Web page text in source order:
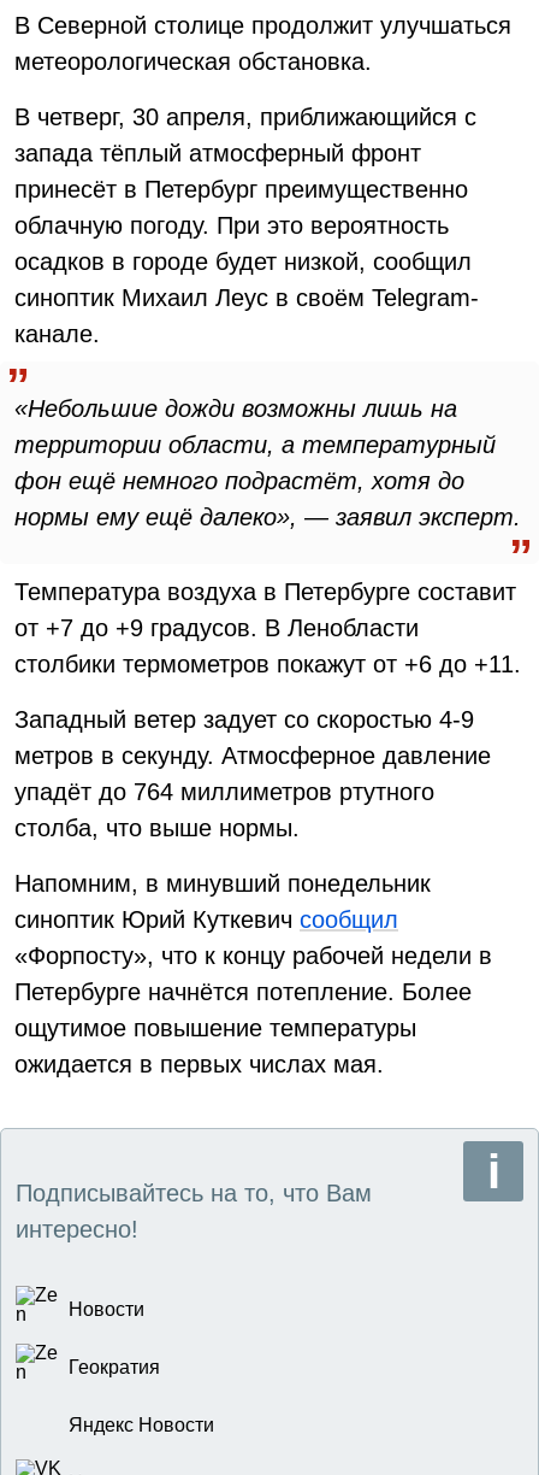
В Северной столице продолжит улучшаться
метеорологическая обстановка.
В четверг, 30 апреля, приближающийся с
запада тёплый атмосферный фронт
принесёт в Петербург преимущественно
облачную погоду. При это вероятность
осадков в городе будет низкой, сообщил
синоптик Михаил Леус в своём Telegram-
канале.
«Небольшие дожди возможны лишь на
территории области, а температурный
фон ещё немного подрастёт, хотя до
нормы ему ещё далеко», — заявил эксперт.
Температура воздуха в Петербурге составит
от +7 до +9 градусов. В Ленобласти
столбики термометров покажут от +6 до +11.
Западный ветер задует со скоростью 4-9
метров в секунду. Атмосферное давление
упадёт до 764 миллиметров ртутного
столба, что выше нормы.
Напомним, в минувший понедельник
синоптик Юрий Куткевич сообщил
«Форпосту», что к концу рабочей недели в
Петербурге начнётся потепление. Более
ощутимое повышение температуры
ожидается в первых числах мая.
Подписывайтесь на то, что Вам
интересно!
Новости
Геократия
Яндекс Новости